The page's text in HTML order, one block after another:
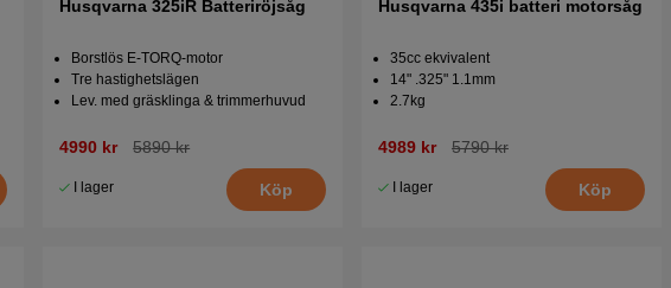
Husqvarna 325iR Batteriröjsåg
Borstlös E-TORQ-motor
Tre hastighetslägen
Lev. med gräsklinga & trimmerhuvud
4990 kr 5890 kr
I lager Köp
Husqvarna 435i batteri motorsåg
35cc ekvivalent
14" .325" 1.1mm
2.7kg
4989 kr 5790 kr
I lager Köp